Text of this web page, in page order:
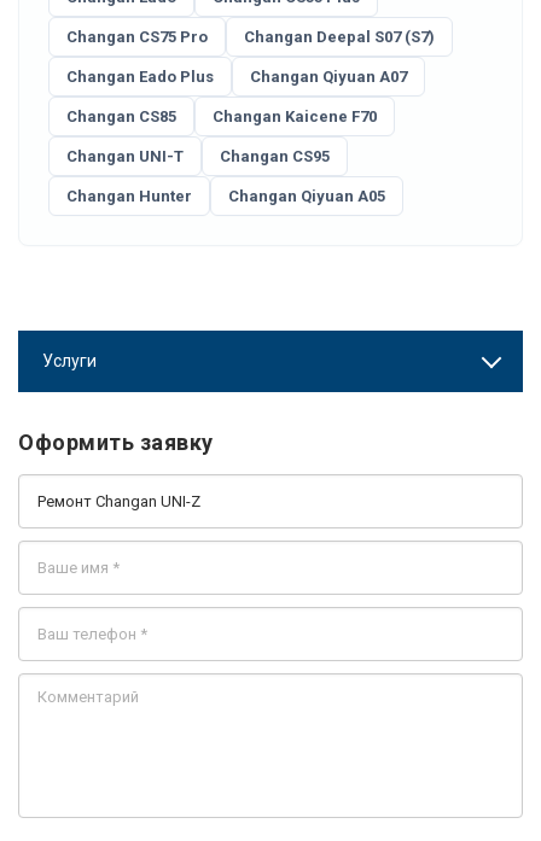
Changan CS75 Pro Changan Deepal S07 (S7)
Changan Eado Plus Changan Qiyuan A07
Changan CS85 Changan Kaicene F70
Changan UNI-T Changan CS95
Changan Hunter Changan Qiyuan A05
Услуги
Оформить заявку